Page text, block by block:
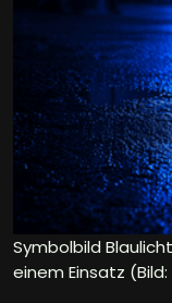
Symbolbild
einem Einsatz